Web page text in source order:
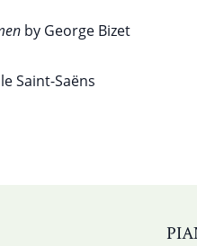
by George Bizet
Saint-Saëns